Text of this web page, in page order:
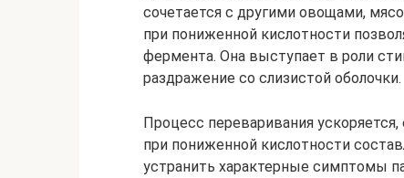
сочетается с другими овощами,
при пониженной кислотности
фермента. Она выступает в роли
раздражение со слизистой оболочки.
Процесс переваривания
при пониженной кислотности
устранить характерные симптомы